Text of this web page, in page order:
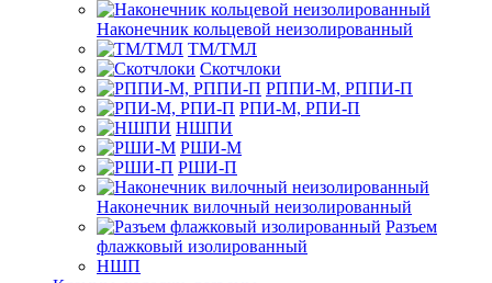
Наконечник кольцевой неизолированный
ТМ/ТМЛ
Скотчлоки
РППИ-М, РППИ-П
РПИ-М, РПИ-П
НШПИ
РШИ-М
РШИ-П
Наконечник вилочный неизолированный
Разъем
флажковый изолированный
НШП